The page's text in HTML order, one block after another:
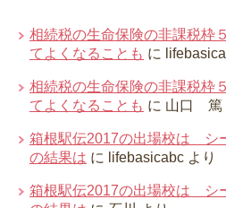
相続税の生命保険の非課税枠
てよくなることも に
相続税の生命保険の非課税枠
てよくなることも に 山口 篤
箱根駅伝2017の出場校は シ
の結果は に lifebasicabc より
箱根駅伝2017の出場校は シ